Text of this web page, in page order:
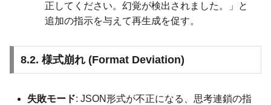
正してください。幻覚が検出されました。」と
追加の指示を与えて再生成を促す。
8.2. 様式崩れ (Format Deviation)
失敗モード: JSON形式が不正になる、思考連鎖の指